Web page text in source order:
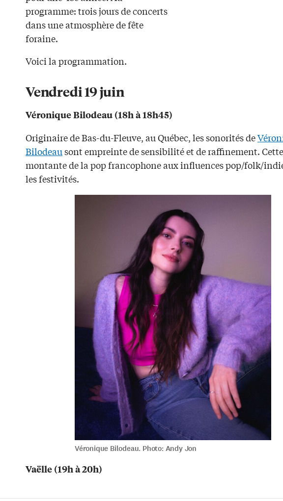
programme: trois jours de concerts
dans une atmosphère de fête
foraine.
Voici la programmation.
Vendredi 19 juin
Véronique Bilodeau (18h à 18h45)
Originaire de Bas-du-Fleuve, au Québec, les sonorités de
Bilodeausont empreinte de sensibilité et de raffinement.
montante de la pop francophone aux influences pop/folk/
les festivités.
Véronique Bilodeau. Photo: Andy Jon
Vaëlle (19h à 20h)